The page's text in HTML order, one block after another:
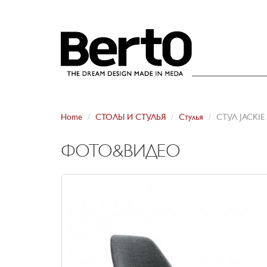
Home СТОЛЫ И СТУЛЬЯ Стулья СТУЛ
ФОТО&ВИДЕО